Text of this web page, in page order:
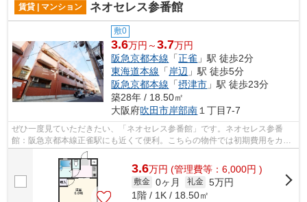
賃貸 | マンション ネオセレス参番館
敷0
3.6万円～3.7万円
阪急京都本線 「正雀 」駅 徒歩2分
東海道本線 「岸辺 」駅 徒歩5分
阪急京都本線 「摂津市 」駅 徒歩23分
築28年 / 18.50㎡
大阪府吹田市岸部南１丁目7-7
ぜひ一度見ていただきたい、「ネオセレス参番館」です。ネオセレス参番
館：阪急京都本線正雀駅にも近くて便利。こちらの物件では初期費用をカー
ドでお支払いいただけます。強度、耐震...
3.6万円 (管理費等：6,000円 )
敷金 0ヶ月 礼金 5万円
1階 / 1K / 18.50㎡